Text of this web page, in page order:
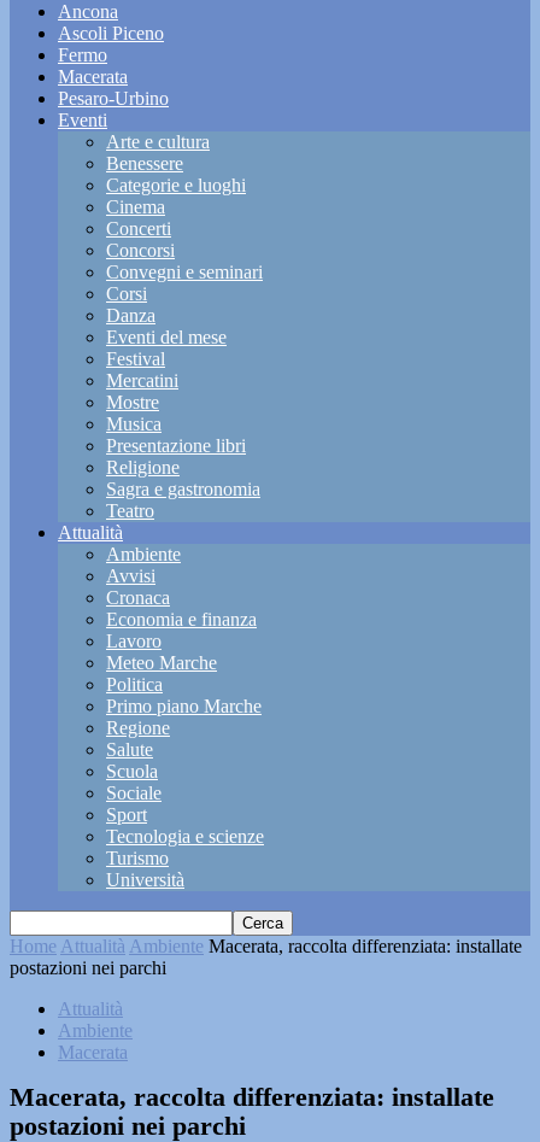
Ancona
Ascoli Piceno
Fermo
Macerata
Pesaro-Urbino
Eventi
Arte e cultura
Benessere
Categorie e luoghi
Cinema
Concerti
Concorsi
Convegni e seminari
Corsi
Danza
Eventi del mese
Festival
Mercatini
Mostre
Musica
Presentazione libri
Religione
Sagra e gastronomia
Teatro
Attualità
Ambiente
Avvisi
Cronaca
Economia e finanza
Lavoro
Meteo Marche
Politica
Primo piano Marche
Regione
Salute
Scuola
Sociale
Sport
Tecnologia e scienze
Turismo
Università
Home Attualità Ambiente Macerata, raccolta differenziata: installate
postazioni nei parchi
Attualità
Ambiente
Macerata
Macerata, raccolta differenziata: installate
postazioni nei parchi